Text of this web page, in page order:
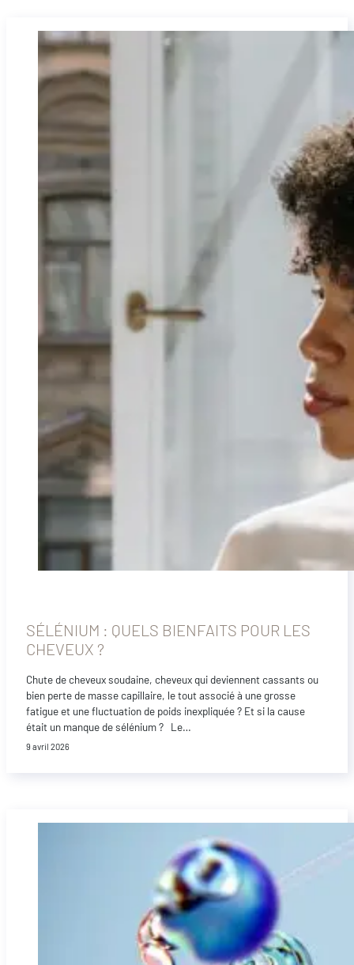
SÉLÉNIUM : QUELS BIENFAITS POUR LES
CHEVEUX ?
Chute de cheveux soudaine, cheveux qui deviennent cassants ou
bien perte de masse capillaire, le tout associé à une grosse
fatigue et une fluctuation de poids inexpliquée ? Et si la cause
était un manque de sélénium ? Le…
9 avril 2026